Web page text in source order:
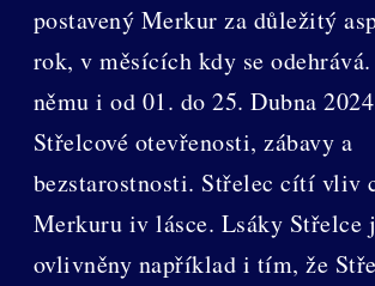
postavený Merkur za důležitý
rok, v měsících kdy se
němu i od 01. do 25. Dubna
Střelcové otevřenosti, zábavy a
bezstarostnosti. Střelec cítí vliv
Merkuru iv lásce. Lsáky Střelce
ovlivněny například i tím, že